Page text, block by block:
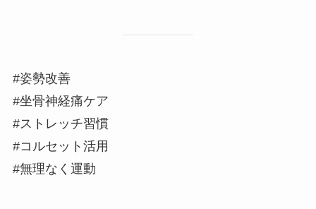
#姿勢改善
#坐骨神経痛ケア
#ストレッチ習慣
#コルセット活用
#無理なく運動